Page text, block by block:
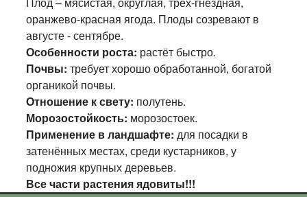
оранжево-красная ягода. Плоды созревают в
августе - сентябре.
Особенности роста: растёт быстро.
Почвы: требует хорошо обработанной, богатой
органикой почвы.
Отношение к свету: полутень.
Морозостойкость: морозостоек.
Применение в ландшафте: для посадки в
затенённых местах, среди кустарников, у
подножия крупных деревьев.
Все части растения ядовиты!!!